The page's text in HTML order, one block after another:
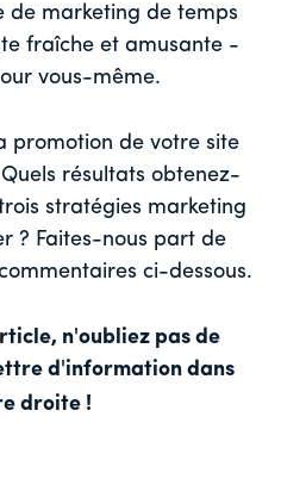
de marketing de temps
fraîche et amusante -
vous-même.
promotion de votre site
résultats obtenez-
stratégies marketing
? Faites-nous part de
ci-dessous.
n'oubliez pas de
d'information dans
droite !